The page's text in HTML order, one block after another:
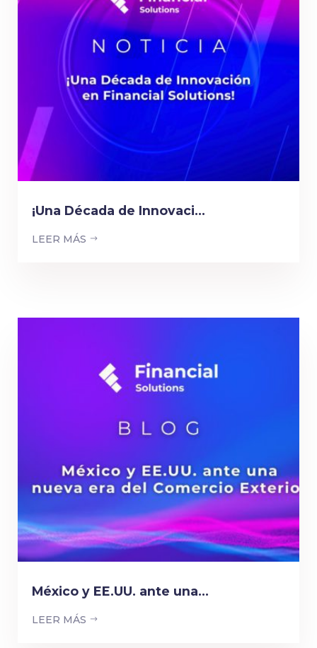
¡Una Década de Innovaci...
LEER MÁS
México y EE.UU. ante una...
LEER MÁS